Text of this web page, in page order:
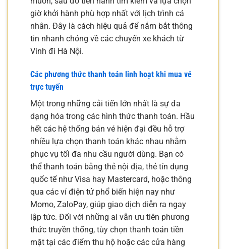
giờ khởi hành phù hợp nhất với lịch trình cá
nhân. Đây là cách hiệu quả để nắm bắt thông
tin nhanh chóng về các chuyến xe khách từ
Vinh đi Hà Nội.
Các phương thức thanh toán linh hoạt khi mua vé
trực tuyến
Một trong những cải tiến lớn nhất là sự đa
dạng hóa trong các hình thức thanh toán. Hầu
hết các hệ thống bán vé hiện đại đều hỗ trợ
nhiều lựa chọn thanh toán khác nhau nhằm
phục vụ tối đa nhu cầu người dùng. Bạn có
thể thanh toán bằng thẻ nội địa, thẻ tín dụng
quốc tế như Visa hay Mastercard, hoặc thông
qua các ví điện tử phổ biến hiện nay như
Momo, ZaloPay, giúp giao dịch diễn ra ngay
lập tức. Đối với những ai vẫn ưu tiên phương
thức truyền thống, tùy chọn thanh toán tiền
mặt tại các điểm thu hộ hoặc các cửa hàng